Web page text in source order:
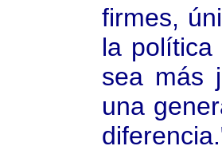
firmes,
la
sea más
una